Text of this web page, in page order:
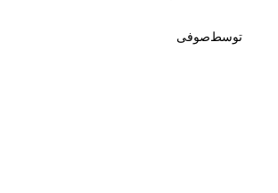
توسطصوفی